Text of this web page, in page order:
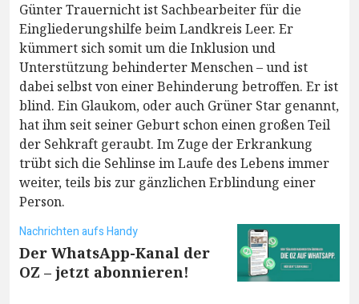
Günter Trauernicht ist Sachbearbeiter für die
Eingliederungshilfe beim Landkreis Leer. Er
kümmert sich somit um die Inklusion und
Unterstützung behinderter Menschen – und ist
dabei selbst von einer Behinderung betroffen. Er ist
blind. Ein Glaukom, oder auch Grüner Star genannt,
hat ihm seit seiner Geburt schon einen großen Teil
der Sehkraft geraubt. Im Zuge der Erkrankung
trübt sich die Sehlinse im Laufe des Lebens immer
weiter, teils bis zur gänzlichen Erblindung einer
Person.
Nachrichten aufs Handy
Der WhatsApp-Kanal der
OZ – jetzt abonnieren!